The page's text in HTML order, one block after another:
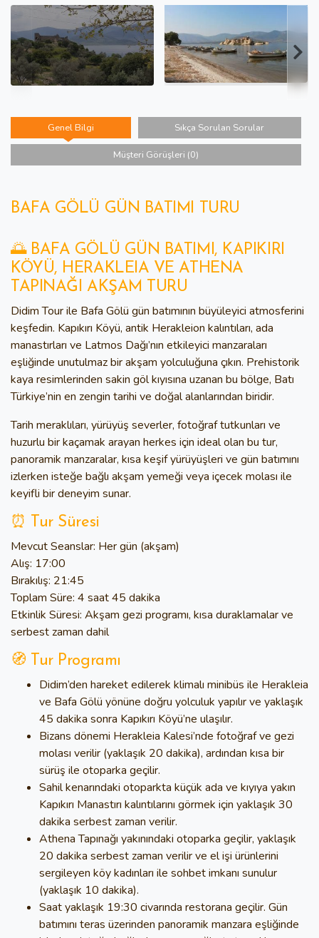
Genel Bilgi Sıkça Sorulan Sorular
Müşteri Görüşleri (0)
BAFA GÖLÜ GÜN BATIMI TURU
🌅 BAFA GÖLÜ GÜN BATIMI, KAPIKIRI
KÖYÜ, HERAKLEIA VE ATHENA
TAPINAĞI AKŞAM TURU
Didim Tour ile Bafa Gölü gün batımının büyüleyici atmosferini
keşfedin. Kapıkırı Köyü, antik Herakleion kalıntıları, ada
manastırları ve Latmos Dağı’nın etkileyici manzaraları
eşliğinde unutulmaz bir akşam yolculuğuna çıkın. Prehistorik
kaya resimlerinden sakin göl kıyısına uzanan bu bölge, Batı
Türkiye’nin en zengin tarihi ve doğal alanlarından biridir.
Tarih meraklıları, yürüyüş severler, fotoğraf tutkunları ve
huzurlu bir kaçamak arayan herkes için ideal olan bu tur,
panoramik manzaralar, kısa keşif yürüyüşleri ve gün batımını
izlerken isteğe bağlı akşam yemeği veya içecek molası ile
keyifli bir deneyim sunar.
⏰ Tur Süresi
Mevcut Seanslar: Her gün (akşam)
Alış: 17:00
Bırakılış: 21:45
Toplam Süre: 4 saat 45 dakika
Etkinlik Süresi: Akşam gezi programı, kısa duraklamalar ve
serbest zaman dahil
🧭 Tur Programı
Didim’den hareket edilerek klimalı minibüs ile Herakleia
ve Bafa Gölü yönüne doğru yolculuk yapılır ve yaklaşık
45 dakika sonra Kapıkırı Köyü’ne ulaşılır.
Bizans dönemi Herakleia Kalesi’nde fotoğraf ve gezi
molası verilir (yaklaşık 20 dakika), ardından kısa bir
sürüş ile otoparka geçilir.
Sahil kenarındaki otoparkta küçük ada ve kıyıya yakın
Kapıkırı Manastırı kalıntılarını görmek için yaklaşık 30
dakika serbest zaman verilir.
Athena Tapınağı yakınındaki otoparka geçilir, yaklaşık
20 dakika serbest zaman verilir ve el işi ürünlerini
sergileyen köy kadınları ile sohbet imkanı sunulur
(yaklaşık 10 dakika).
Saat yaklaşık 19:30 civarında restorana geçilir. Gün
batımını teras üzerinden panoramik manzara eşliğinde